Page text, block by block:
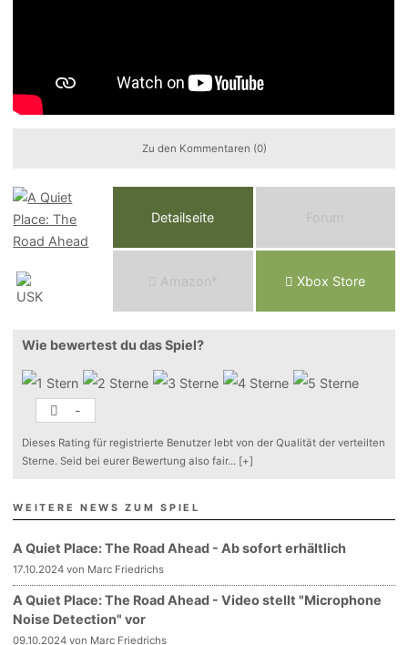
Zu den Kommentaren (0)
Detailseite Forum
Ama o n* Xbox Store
Wie bewertest du das Spiel?
-
Dieses Rating für registrierte Benutzer lebt von der Qualität der verteilten
Sterne. Seid bei eurer Bewertung also fair... [+]
WEITERE NEWS ZUM SPIEL
A Quiet Place: The Road Ahead - Ab sofort erhältlich
17.10.2024 von Marc Friedrichs
A Quiet Place: The Road Ahead - Video stellt "Microphone
Noise Detection" vor
09.10.2024 von Marc Friedrichs